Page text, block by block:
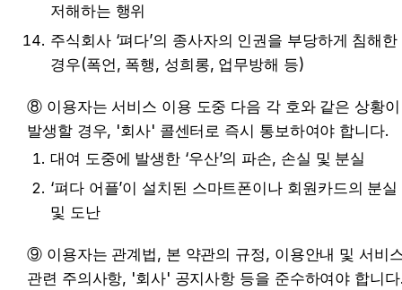
저해하는 행위
주식회사 ‘펴다’의 종사자의 인권을 부당하게 침해한
경우(폭언, 폭행, 성희롱, 업무방해 등)
⑧ 이용자는 서비스 이용 도중 다음 각 호와 같은 상황이
발생할 경우, '회사' 콜센터로 즉시 통보하여야 합니다.
대여 도중에 발생한 ‘우산’의 파손, 손실 및 분실
‘펴다 어플’이 설치된 스마트폰이나 회원카드의 분실
및 도난
⑨ 이용자는 관계법, 본 약관의 규정, 이용안내 및 서비
관련 주의사항, '회사' 공지사항 등을 준수하여야 합니